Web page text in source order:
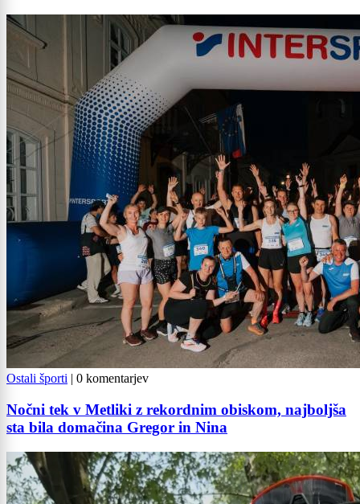
Ostali športi 0 komentarjev
Nočni tek v Metliki z rekordnim obiskom, najboljša
sta bila domačina Gregor in Nina